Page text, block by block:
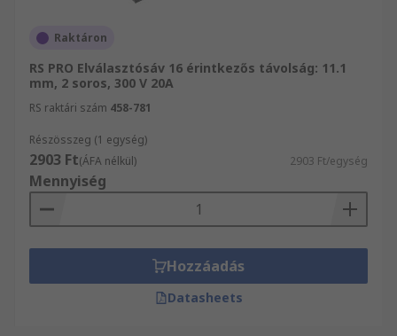
Raktáron
RS PRO Elválasztósáv 16 érintkezős távolság: 11.1
mm, 2 soros, 300 V 20A
RS raktári szám 458-781
Részösszeg (1 egység)
2903 Ft(ÁFA nélkül) 2903 Ft/egység
Mennyiség
Hozzáadás
Datasheets